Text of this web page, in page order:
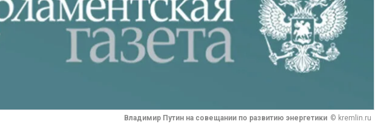
Владимир Путин на совещании по развитию энергетики © kremlin.ru